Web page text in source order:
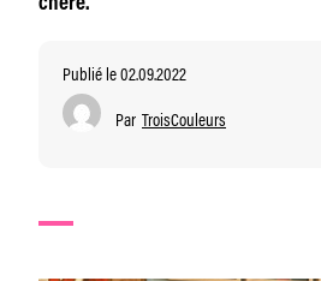
chère.
Publié le 02.09.2022
Par TroisCouleurs